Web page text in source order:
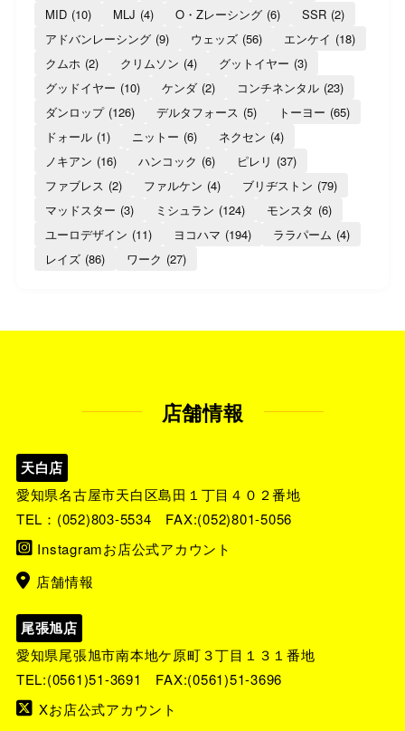
MID (10) MLJ (4) O・Zレーシング (6) SSR (2)
アドバンレーシング (9) ウェッズ (56) エンケイ (18)
クムホ (2) クリムソン (4) グットイヤー (3)
グッドイヤー (10) ケンダ (2) コンチネンタル (23)
ダンロップ (126) デルタフォース (5) トーヨー (65)
ドォール (1) ニットー (6) ネクセン (4)
ノキアン (16) ハンコック (6) ピレリ (37)
ファブレス (2) ファルケン (4) ブリヂストン (79)
マッドスター (3) ミシュラン (124) モンスタ (6)
ユーロデザイン (11) ヨコハマ (194) ララパーム (4)
レイズ (86) ワーク (27)
店舗情報
天白店
愛知県名古屋市天白区島田１丁目４０２番地
TEL： (052)803-5534 FAX:(052)801-5056
Instagramお店公式アカウント
店舗情報
尾張旭店
愛知県尾張旭市南本地ケ原町３丁目１３１番地
TEL:(0561)51-3691
FAX:(0561)51-3696
Xお店公式アカウント